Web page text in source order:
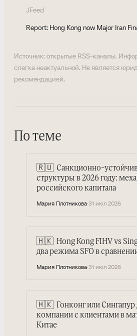
JFeed
Report: Hong Kong now Major Iran
Источник: открытые RSS-каналы.
слегка неактуальной. Не является
рекомендацией.
По теме
🇷🇺 Санкционно-
структуры в 2026 году:
российского капитала
Мария Плотникова·31 июл 2026
🇭🇰 Hong Kong FIHV vs
два режима SFO в
Мария Плотникова·31 июл 2026
🇭🇰 Гонконг или Сингапур
компании с клиентами в
Китае